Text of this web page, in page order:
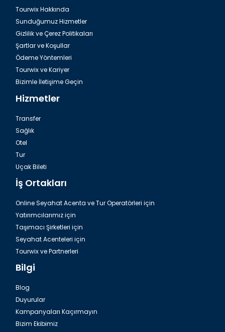
Antalya Havalimanı Belek Transfer
Antalya Havalimanı Belek Transfer Hizmetleri
Tourwix Hakkında
Sunduğumuz Hizmetler
Gizlilik ve Çerez Politikaları
Şartlar ve Koşullar
Ödeme Yöntemleri
Tourwix ve Kariyer
Bizimle İletişime Geçin
Hizmetler
Transfer
Sağlık
Otel
Tur
Uçak Bileti
İş Ortakları
Online Seyahat Acenta ve Tur Operatörleri için
Yatırımcılarımız için
Taşımacı Şirketleri için
Seyahat Acenteleri için
Tourwix ve Partnerleri
Bilgi
Blog
Duyurular
Kampanyaları Kaçırmayın
Bizim Ekibimiz